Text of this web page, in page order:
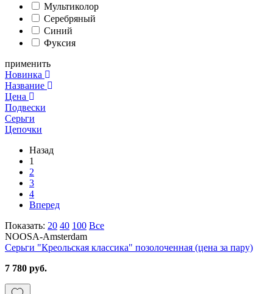
Мультиколор
Серебряный
Синий
Фуксия
применить
Новинка
Название
Цена
Подвески
Серьги
Цепочки
Назад
1
2
3
4
Вперед
Показать: 20 40 100 Все
NOOSA-Amsterdam
Серьги "Креольская классика" позолоченная (цена за пару)
7 780 руб.